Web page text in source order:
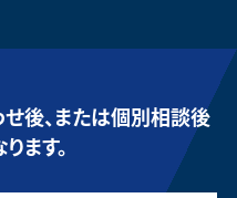
後、または個別相談後
ます。